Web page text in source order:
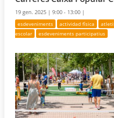
19 gen. 2025 |9:00 - 13:00 |
esdeveniments actividad física
escolar
esdeveniments participatius